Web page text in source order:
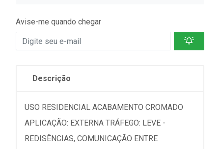
Avise-me quando chegar
Descrição
USO RESIDENCIAL ACABAMENTO CROMADO
APLICAÇÃO: EXTERNA TRÁFEGO: LEVE -
REDISÊNCIAS, COMUNICAÇÃO ENTRE